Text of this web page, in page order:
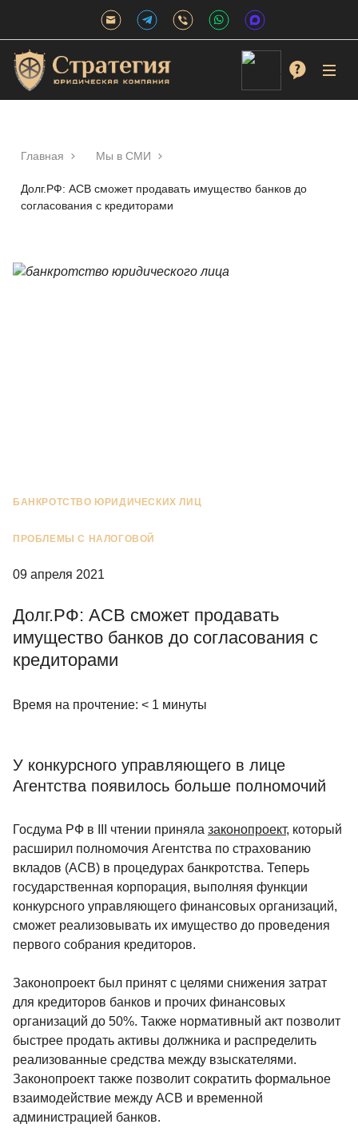
Главная Мы в СМИ
Долг.РФ: АСВ сможет продавать имущество банков до
согласования с кредиторами
БАНКРОТСТВО ЮРИДИЧЕСКИХ ЛИЦ
ПРОБЛЕМЫ С НАЛОГОВОЙ
09 апреля 2021
Долг.РФ: АСВ сможет продавать
имущество банков до согласования с
кредиторами
Время на прочтение: < 1 минуты
У конкурсного управляющего в лице
Агентства появилось больше полномочий
Госдума РФ в III чтении приняла законопроект, который
расширил полномочия Агентства по страхованию
вкладов (АСВ) в процедурах банкротства. Теперь
государственная корпорация, выполняя функции
конкурсного управляющего финансовых организаций,
сможет реализовывать их имущество до проведения
первого собрания кредиторов.
Законопроект был принят с целями снижения затрат
для кредиторов банков и прочих финансовых
организаций до 50%. Также нормативный акт позволит
быстрее продать активы должника и распределить
реализованные средства между взыскателями.
Законопроект также позволит сократить формальное
взаимодействие между АСВ и временной
администрацией банков.